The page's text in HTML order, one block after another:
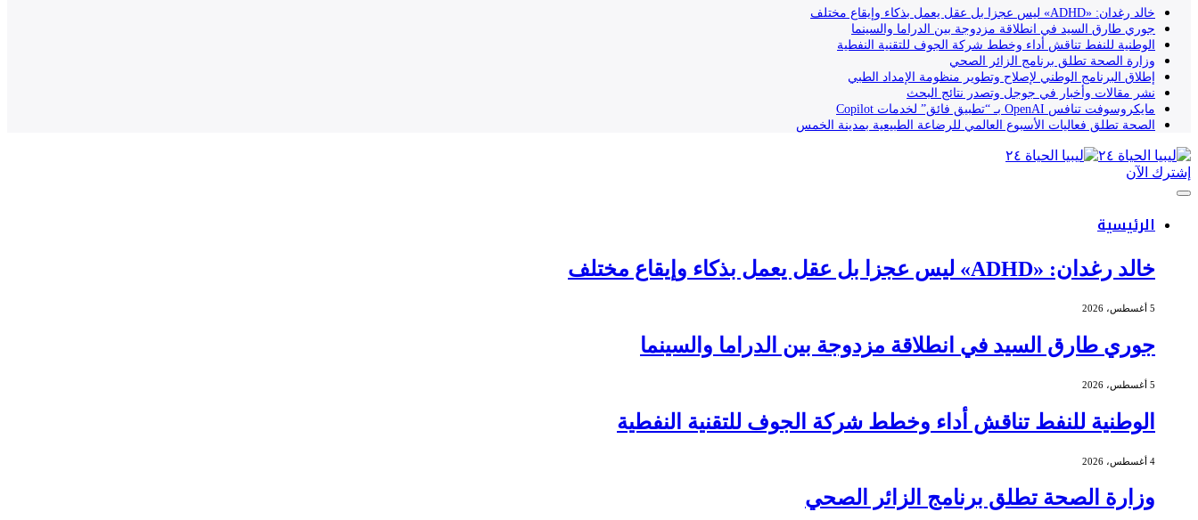
خالد رغدان: «ADHD» ليس عجزا بل عقل يعمل بذكاء وإيقاع مختلف
جوري طارق السيد في انطلاقة مزدوجة بين الدراما والسينما
الوطنية للنفط تناقش أداء وخطط شركة الجوف للتقنية النفطية
وزارة الصحة تطلق برنامج الزائر الصحي
إطلاق البرنامج الوطني لإصلاح وتطوير منظومة الإمداد الطبي
نشر مقالات وأخبار في جوجل وتصدر نتائج البحث
مايكروسوفت تنافس OpenAI بـ “تطبيق فائق” لخدمات Copilot
الصحة تطلق فعاليات الأسبوع العالمي للرضاعة الطبيعية بمدينة الخمس
إشترك الآن
الرئيسية
خالد رغدان: «ADHD» ليس عجزا بل عقل يعمل بذكاء وإيقاع مختلف
5 أغسطس، 2026
جوري طارق السيد في انطلاقة مزدوجة بين الدراما والسينما
5 أغسطس، 2026
الوطنية للنفط تناقش أداء وخطط شركة الجوف للتقنية النفطية
4 أغسطس، 2026
وزارة الصحة تطلق برنامج الزائر الصحي